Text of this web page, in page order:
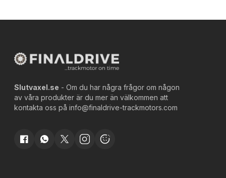
Slutvaxel.se - Om du har några frågor om någon
av våra produkter är du mer än välkommen att
kontakta oss på info@finaldrive-trackmotors.com